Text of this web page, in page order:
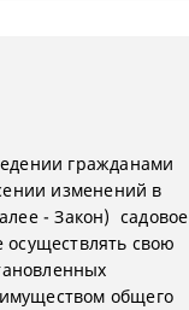
гражданами
изменений в
- Закон) садовое
свою
общего